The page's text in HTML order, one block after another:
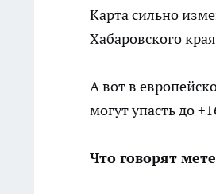
Карта сильно
Хабаровского
А вот в
могут упасть до
Что говорят